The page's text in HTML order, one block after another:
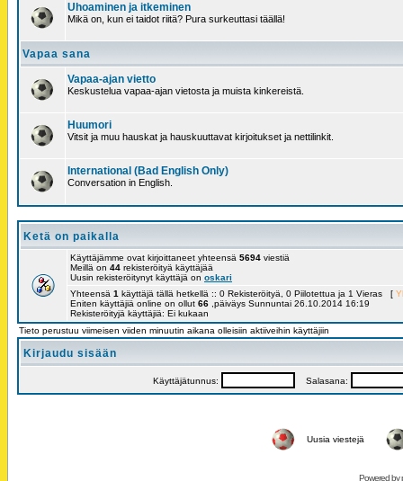
Uhoaminen ja itkeminen
Mikä on, kun ei taidot riitä? Pura surkeuttasi täällä!
Vapaa sana
Vapaa-ajan vietto
Keskustelua vapaa-ajan vietosta ja muista kinkereistä.
Huumori
Vitsit ja muu hauskat ja hauskuuttavat kirjoitukset ja nettilinkit.
International (Bad English Only)
Conversation in English.
Ketä on paikalla
Käyttäjämme ovat kirjoittaneet yhteensä 5694 viestiä
Meillä on 44 rekisteröityä käyttäjää
Uusin rekisteröitynyt käyttäjä on oskari
Yhteensä 1 käyttäjä tällä hetkellä :: 0 Rekisteröityä, 0 Piilotettua ja 1 Vieras [
Eniten käyttäjiä online on ollut 66 ,päiväys Sunnuntai 26.10.2014 16:19
Rekisteröityjä käyttäjiä: Ei kukaan
Tieto perustuu viimeisen viiden minuutin aikana olleisiin aktiiveihin käyttäjiin
Kirjaudu sisään
Käyttäjätunnus: Salasana:
Uusia viestejä
Powered by